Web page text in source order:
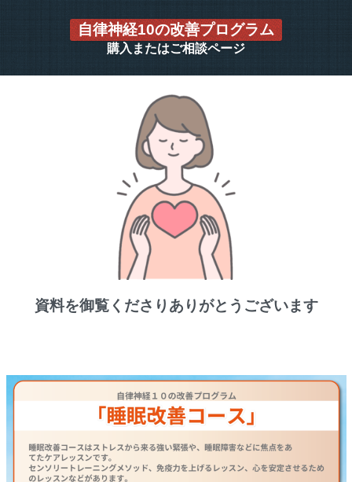
自律神経10の改善プログラム
購入またはご相談ページ
資料を御覧くださりありがとうございます